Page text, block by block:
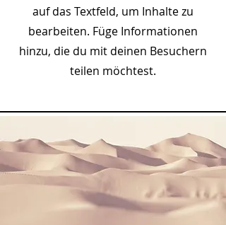
auf das Textfeld, um Inhalte zu
bearbeiten. Füge Informationen
hinzu, die du mit deinen Besuchern
teilen möchtest.